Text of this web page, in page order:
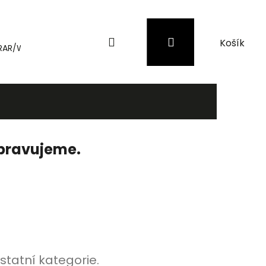
WinRAR Záložní zdroje (UPS) a přepěťové
PřihlášeníNákupní
košík
kategorie.